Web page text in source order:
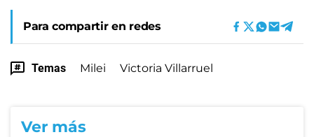
Para compartir en redes
Temas Milei Victoria Villarruel
Ver más